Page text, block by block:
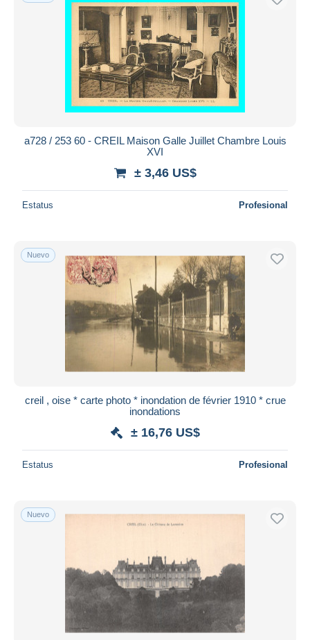
a728 / 253 60 - CREIL Maison Galle Juillet Chambre Louis
XVI
± 3,46 US$
Estatus Profesional
Nuevo
creil , oise * carte photo * inondation de février 1910 * crue
inondations
± 16,76 US$
Estatus Profesional
Nuevo